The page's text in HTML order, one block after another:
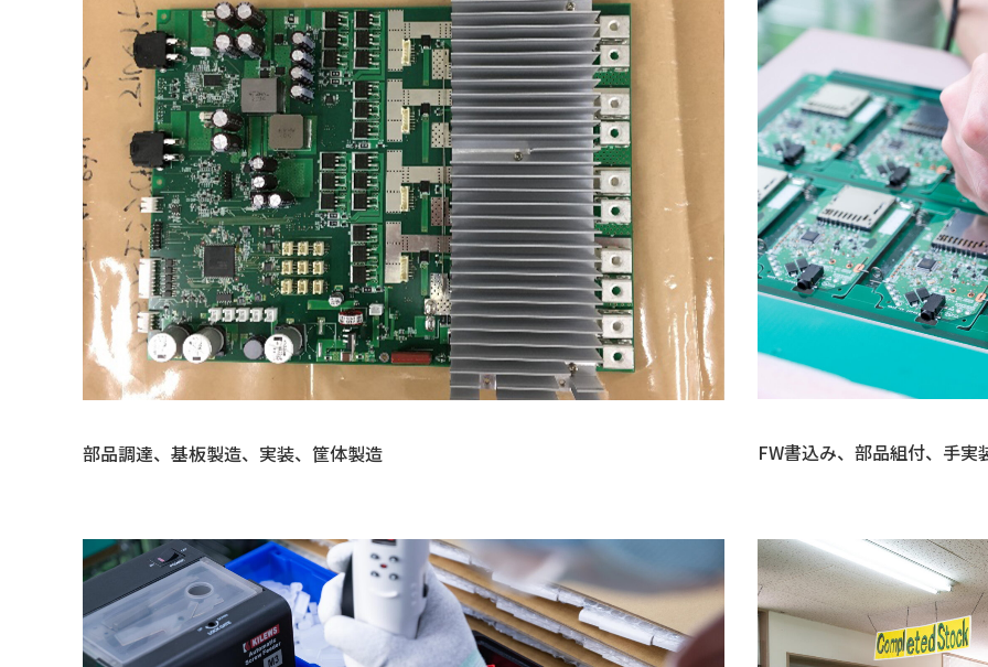
部品調達、基板製造、実装、筐体製造 FW書込み、部品組付、手実